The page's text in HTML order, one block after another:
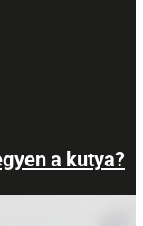
a kutya?